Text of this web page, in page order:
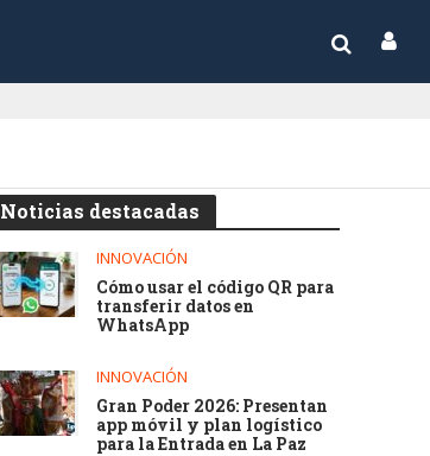
Noticias destacadas
INNOVACIÓN
Cómo usar el código QR para
transferir datos en
WhatsApp
INNOVACIÓN
Gran Poder 2026: Presentan
app móvil y plan logístico
para la Entrada en La Paz